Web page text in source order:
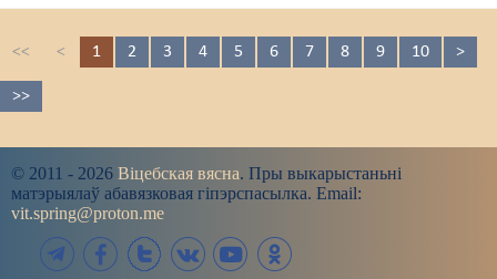
<< < 1 2 3 4 5 6 7 8 9 10 >
>>
© 2011 - 2026 Віцебская вясна. Пры выкарыстаньні
матэрыялаў абавязковая гіпэрспасылка. Email:
vit.spring@proton.me